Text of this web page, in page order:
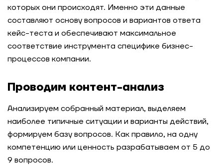
которых они происходят. Именно эти данные
составляют основу вопросов и вариантов ответа
кейс-теста и обеспечивают максимальное
соответствие инструмента специфике бизнес-
процессов компании.
Проводим контент-анализ
Анализируем собранный материал, выделяем
наиболее типичные ситуации и варианты действий,
формируем базу вопросов. Как правило, на одну
компетенцию или ценность разрабатываем от 5 до
9 вопросов.